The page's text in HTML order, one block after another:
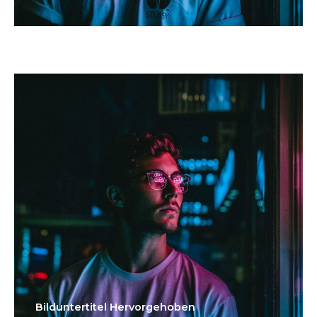
Bild­unter­titel Hervorgehoben